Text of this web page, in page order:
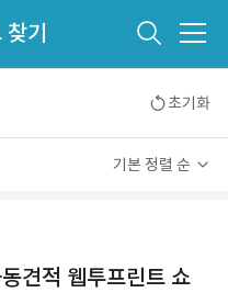
찾기
초기화
기본 정렬 순
견적 웹투프린트 쇼